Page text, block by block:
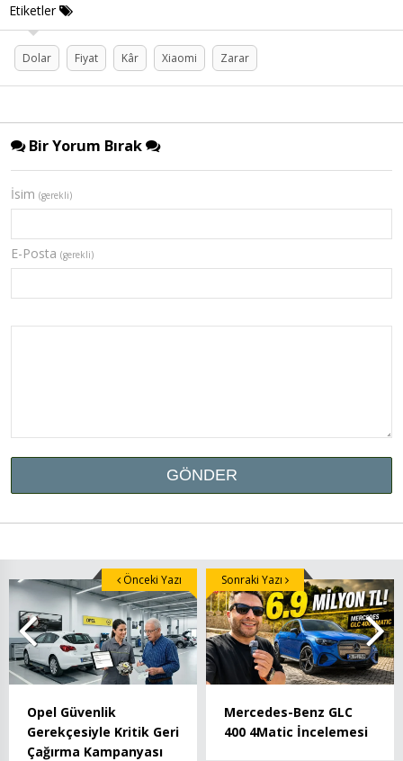
Etiketler
Dolar Fiyat Kâr Xiaomi Zarar
Bir Yorum Bırak
İsim (gerekli)
E-Posta (gerekli)
Opel Güvenlik
Gerekçesiyle Kritik Geri
Çağırma Kampanyası
Önceki Yazı
Mercedes-Benz GLC
400 4Matic İncelemesi
Sonraki Yazı